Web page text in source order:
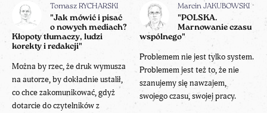
Tomasz RYCHARSKI
"Jak mówić i pisać
o nowych mediach?
Kłopoty tłumaczy, ludzi
korekty i redakcji"
Można by rzec, że druk wymusza
na autorze, by dokładnie ustalił,
co chce zakomunikować, gdyż
dotarcie do czytelników z
Marcin JAKUBOWSKI
"POLSKA.
Marnowanie czasu
wspólnego"
Problemem nie jest tylko system.
Problemem jest też to, że nie
szanujemy się nawzajem,
swojego czasu, swojej pracy.